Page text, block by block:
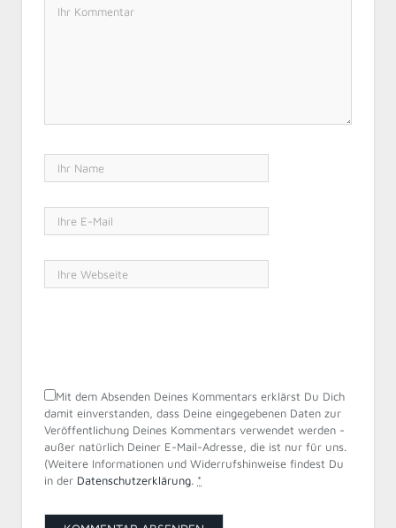
Mit dem Absenden Deines Kommentars erklärst Du Dich
damit einverstanden, dass Deine eingegebenen Daten zur
Veröffentlichung Deines Kommentars verwendet werden -
außer natürlich Deiner E-Mail-Adresse, die ist nur für uns.
(Weitere Informationen und Widerrufshinweise findest Du
in der Datenschutzerklärung. *